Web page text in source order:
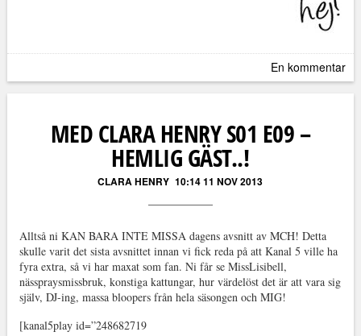
En kommentar
MED CLARA HENRY S01 E09 –
HEMLIG GÄST..!
CLARA HENRY 10:14 11 NOV 2013
Alltså ni KAN BARA INTE MISSA dagens avsnitt av MCH! Detta
skulle varit det sista avsnittet innan vi fick reda på att Kanal 5 ville ha
fyra extra, så vi har maxat som fan. Ni får se MissLisibell,
nässpraysmissbruk, konstiga kattungar, hur värdelöst det är att vara sig
själv, DJ-ing, massa bloopers från hela säsongen och MIG!
[kanal5play id=”248682719